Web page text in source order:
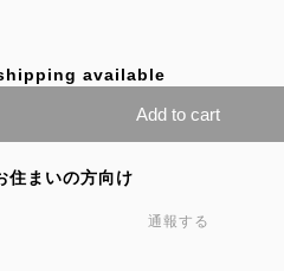
available
Add to cart
住まいの方向け
通報する